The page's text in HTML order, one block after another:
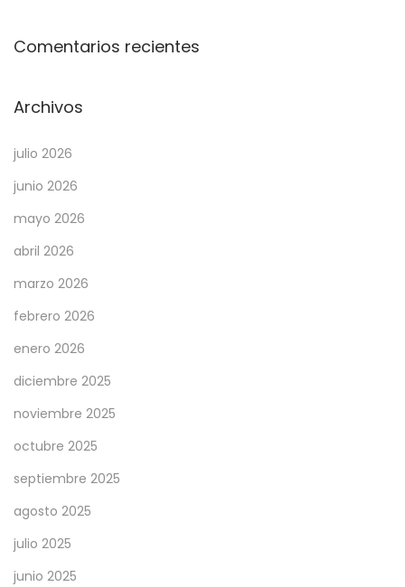
u
v
o
l
n
E
u
o
p
a
Comentarios recientes
Archivos
julio 2026
junio 2026
mayo 2026
abril 2026
marzo 2026
febrero 2026
enero 2026
diciembre 2025
noviembre 2025
octubre 2025
septiembre 2025
agosto 2025
julio 2025
junio 2025